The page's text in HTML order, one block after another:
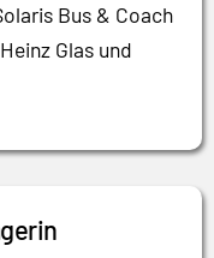
Bus & Coach
Glas und